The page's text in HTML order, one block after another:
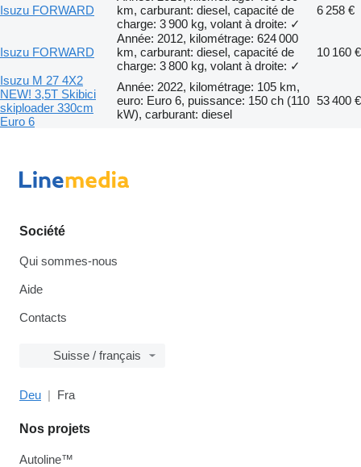
Isuzu FORWARD
km, carburant: diesel, capacité de
charge: 3 900 kg, volant à droite: ✓
6 258 €
Isuzu FORWARD
Année: 2012, kilométrage: 624 000
km, carburant: diesel, capacité de
charge: 3 800 kg, volant à droite: ✓
10 160 €
Isuzu M 27 4X2
NEW! 3,5T Skibici
skiploader 330cm
Euro 6
Année: 2022, kilométrage: 105 km,
euro: Euro 6, puissance: 150 ch (110
kW), carburant: diesel
53 400 €
Société
Qui sommes-nous
Aide
Contacts
Suisse / français
Deu Fra
Nos projets
Autoline™